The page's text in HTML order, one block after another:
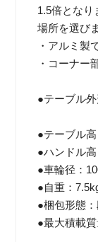
1.5倍となり
場所を選び
・アルミ製
・コーナー
●テーブル
：縮め
●テーブル
●ハンドル
●車輪径：
●自重：
●梱包形態
●最大積載